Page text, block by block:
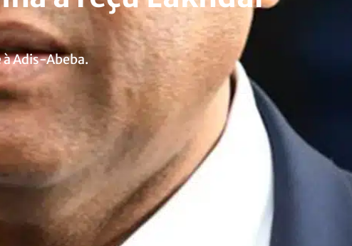
Adis-Abeba.